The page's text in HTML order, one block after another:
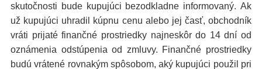
skutočnosti bude kupujúci bezodkladne informovaný. Ak
už kupujúci uhradil kúpnu cenu alebo jej časť, obchodník
vráti prijaté finančné prostriedky najneskôr do 14 dní od
oznámenia odstúpenia od zmluvy. Finančné prostriedky
budú vrátené rovnakým spôsobom, aký kupujúci použil pri